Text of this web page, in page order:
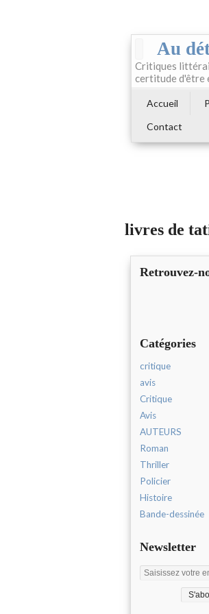
Au
Critiques
certitude d'être
Accueil
Contact
livres de
Retrouvez-
Catégories
critique
avis
Critique
Avis
AUTEURS
Roman
Thriller
Policier
Histoire
Bande-dessinée
Newsletter